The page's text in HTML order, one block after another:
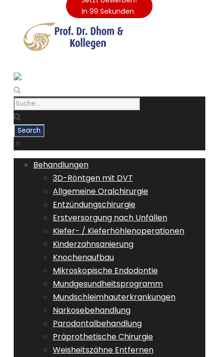
Behandlungen
3D-Röntgen mit DVT
Allgemeine Oralchirurgie
Entzündungschirurgie
Erstversorgung nach Unfällen
Kiefer- / Kieferhöhlenoperationen
Kinderzahnsanierung
Knochenaufbau
Mikroskopische Endodontie
Mundgesundheitsprogramm
Mundschleimhauterkrankungen
Narkosebehandlung
Parodontalbehandlung
Präprothetische Chirurgie
Weisheitszähne Entfernen
In 99 Sekunden